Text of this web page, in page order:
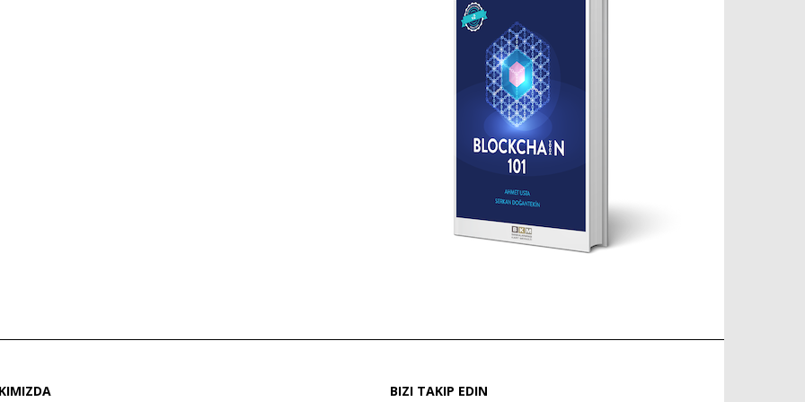
BIZI TAKIP EDIN